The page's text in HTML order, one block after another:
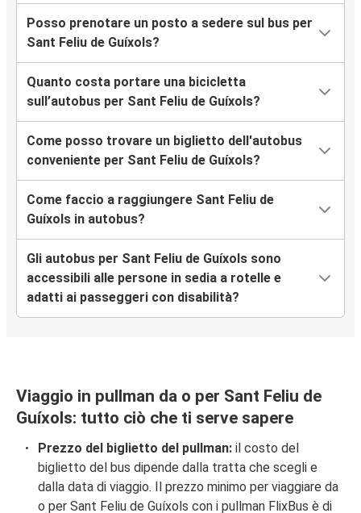
Posso prenotare un posto a sedere sul bus per
Sant Feliu de Guíxols?
Quanto costa portare una bicicletta
sull’autobus per Sant Feliu de Guíxols?
Come posso trovare un biglietto dell'autobus
conveniente per Sant Feliu de Guíxols?
Come faccio a raggiungere Sant Feliu de
Guíxols in autobus?
Gli autobus per Sant Feliu de Guíxols sono
accessibili alle persone in sedia a rotelle e
adatti ai passeggeri con disabilità?
Viaggio in pullman da o per Sant Feliu de
Guíxols: tutto ciò che ti serve sapere
Prezzo del biglietto del pullman: il costo del
biglietto del bus dipende dalla tratta che scegli e
dalla data di viaggio. Il prezzo minimo per viaggiare da
o per Sant Feliu de Guíxols con i pullman FlixBus è di